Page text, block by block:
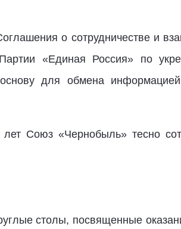
о сотрудничестве и
«Единая Россия» по
для обмена
Союз «Чернобыль» тесно
столы, посвященные